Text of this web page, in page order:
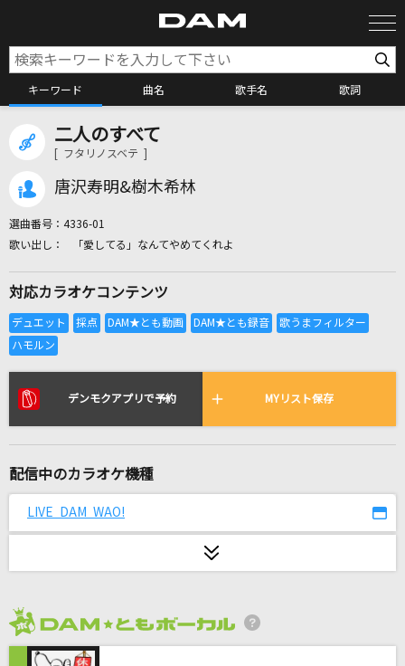
キーワード 曲名 歌手名 歌詞
全国りれき
リアルタイムで歌われている曲の一覧
DOUBLE PUNCH LOVE
美しい鰭(名探偵コナンアニメバージョン)
スピッツ
[生音]To Love You More [トゥ・ラヴ・ユー・
モア]
Midnight Memories [ミッドナイト・メモリー
ズ]
二人のすべて
[ フタリノスベテ ]
唐沢寿明&樹木希林
選曲番号： 4336-01
「愛してる」なんてやめてくれよ
対応カラオケコンテンツ
デンモクアプリで予約 MYリスト保存
配信中のカラオケ機種
LIVE DAM WAO!